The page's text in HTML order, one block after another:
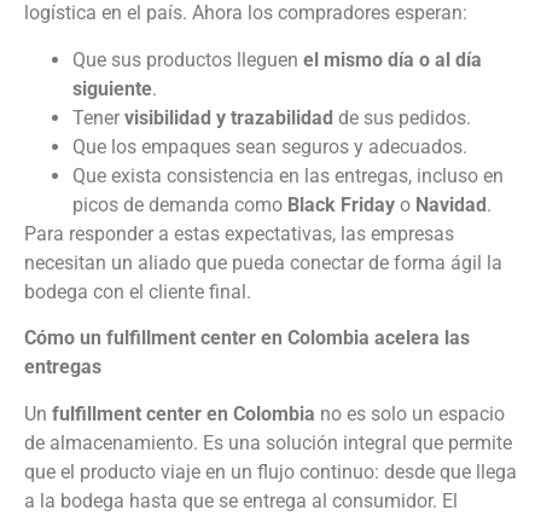
logística en el país. Ahora los compradores esperan:
Que sus productos lleguen el mismo día o al día
siguiente.
Tener visibilidad y trazabilidad de sus pedidos.
Que los empaques sean seguros y adecuados.
Que exista consistencia en las entregas, incluso en
picos de demanda como Black Friday o Navidad.
Para responder a estas expectativas, las empresas
necesitan un aliado que pueda conectar de forma ágil la
bodega con el cliente final.
Cómo un fulfillment center en Colombia acelera las
entregas
Un fulfillment center en Colombia no es solo un espacio
de almacenamiento. Es una solución integral que permite
que el producto viaje en un flujo continuo: desde que llega
a la bodega hasta que se entrega al consumidor. El